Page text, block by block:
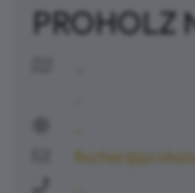
PROHOLZ